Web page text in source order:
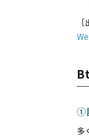
①
多